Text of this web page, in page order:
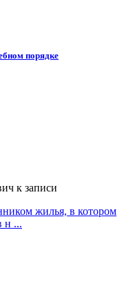
порядке
к записи
жилья, в котором
н ...